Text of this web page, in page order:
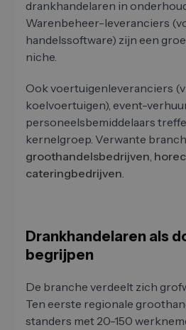
drankhandelaren in
Warenbeheer-leveranciers
handelssoftware) zijn een
niche.
Ook voertuigenleveranciers
koelvoertuigen), event-
personeelsbemiddelaars
kernelgroep. Verwante
groothandelsbedrijven,
cateringbedrijven.
Drankhandelaren als
begrijpen
De branche verdeelt zich
Ten eerste regionale
standers met 20-150